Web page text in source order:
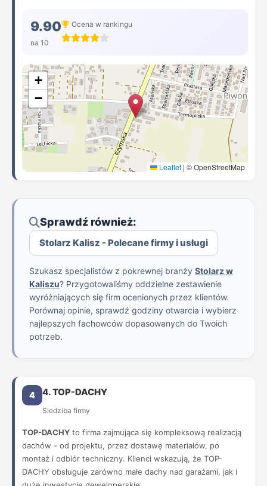
9.90
na 10
Ocena w rankingu
+
−
Leaflet | © OpenStreetMap
Sprawdź również:
Stolarz Kalisz - Polecane firmy i usługi
Szukasz specjalistów z pokrewnej branży Stolarz w
Kaliszu? Przygotowaliśmy oddzielne zestawienie
wyróżniających się firm ocenionych przez klientów.
Porównaj opinie, sprawdź godziny otwarcia i wybierz
najlepszych fachowców dopasowanych do Twoich
potrzeb.
4 4. TOP-DACHY
Siedziba firmy
TOP-DACHY to firma zajmująca się kompleksową realizacją
dachów - od projektu, przez dostawę materiałów, po
montaż i odbiór techniczny. Klienci wskazują, że TOP-
DACHY obsługuje zarówno małe dachy nad garażami, jak i